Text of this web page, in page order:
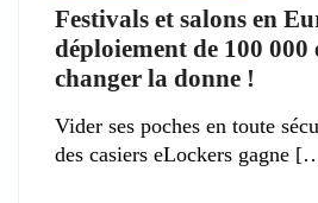
Festivals et salons en
déploiement de 100 000
changer la donne !
Vider ses poches en toute
des casiers eLockers gagne